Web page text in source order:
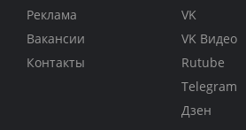
Реклама
Вакансии
Контакты
VK
VK Видео
Rutube
Telegram
Дзен